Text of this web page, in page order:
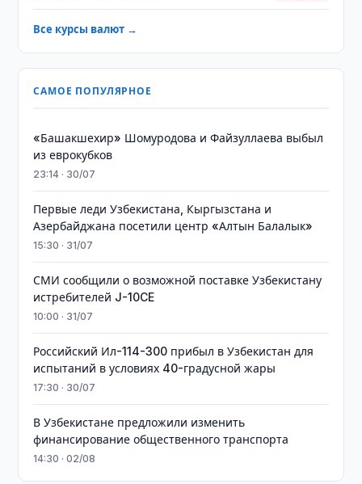
Все курсы валют →
САМОЕ ПОПУЛЯРНОЕ
«Башакшехир» Шомуродова и Файзуллаева выбыл
из еврокубков
23:14 · 30/07
Первые леди Узбекистана, Кыргызстана и
Азербайджана посетили центр «Алтын Балалык»
15:30 · 31/07
СМИ сообщили о возможной поставке Узбекистану
истребителей J-10CE
10:00 · 31/07
Российский Ил-114-300 прибыл в Узбекистан для
испытаний в условиях 40-градусной жары
17:30 · 30/07
В Узбекистане предложили изменить
финансирование общественного транспорта
14:30 · 02/08